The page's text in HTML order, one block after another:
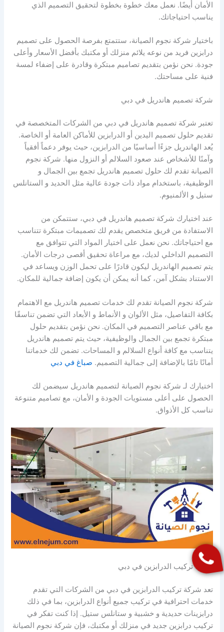
الأمان أيضًا. نعمل معك خطوة بخطوة لتحقيق التصميم الذي
يناسب احتياجاتك.
باختيار شركة نجوم الصيانة، ستتمتع بفرصة الحصول على تصميم
درابزين فريد من نوعه يلائم منزلك أو مكتبك بأفضل الأسعار وأعلى
جودة. نحن نؤمن بتقديم تصاميم مبتكرة وقادرة على إضفاء لمسة
فنية على مساحتك.
شركة تصميم هاندريل في دبي
تعتبر شركة تصميم هاندريل في دبي من الشركات المتخصصة في
تقديم حلول تصميم اليدين أو الدرابزين للأماكن العامة أو الخاصة.
يُعد الهاندريل جزءًا أساسيًا من الدرابزين، حيث يوفر دعماً أفقياً
وآمنًا للأشخاص عند صعود السلالم أو النزول منها. شركة نجوم
الصيانة تقدم لك حلول تصميم هاندريل تجمع بين الجمال و
الوظيفية، باستخدام مواد ذات جودة عالية مثل الحديد و الستانلس
ستيل و الألمنيوم.
عند اختيارك شركة تصميم هاندريل في دبي، ستتمكن من
الاستفادة من فريق متخصص يقدم لك تصميمات مبتكرة تتناسب
مع احتياجاتك. نحن نعمل على اختيار المواد التي تتوافق مع
التصميم الداخلي لديك، مع مراعاة تحقيق أقصى درجات الأمان.
يتم تصميم الهاندريل ليكون قادرًا على تحمل الوزن ويساعد في
الاستناد بشكل آمن، كما أنه يمكن أن يكون إضافة جمالية للمكان.
شركة نجوم الصيانة تقدم لك خدمات تصميم هاندريل مع الاهتمام
بكافة التفاصيل، مثل الألوان و الأنماط و الأبعاد التي تضمن تناسقًا
مع باقي عناصر التصميم في المكان. نحن نؤمن بتقديم حلول
مبتكرة تجمع بين الجمال والوظيفية، حيث يتم تصميم هاندريل
يتناسب مع كافة أنواع السلالم و المساحات. تضمن لك خدماتنا
أمانًا تامًا بالإضافة إلى جمالية التصميم. صباغ في دبي
اختيارك لـ شركة نجوم الصيانة لتصميم هاندريل سيضمن لك
الحصول على أعلى مستويات الجودة و الأمان، مع تصاميم متنوعة
تناسب كل الأذواق.
شركة تركيب الدرابزين في دبي
تعد شركة تركيب الدرابزين في دبي من الشركات التي تقدم
خدمات احترافية في تركيب جميع أنواع الدرابزين، بما في ذلك
درابزينات حديدية و خشبية و ستانلس ستيل. إذا كنت تفكر في
تركيب درابزين جديد في منزلك أو مكتبك، فإن شركة نجوم الصيانة